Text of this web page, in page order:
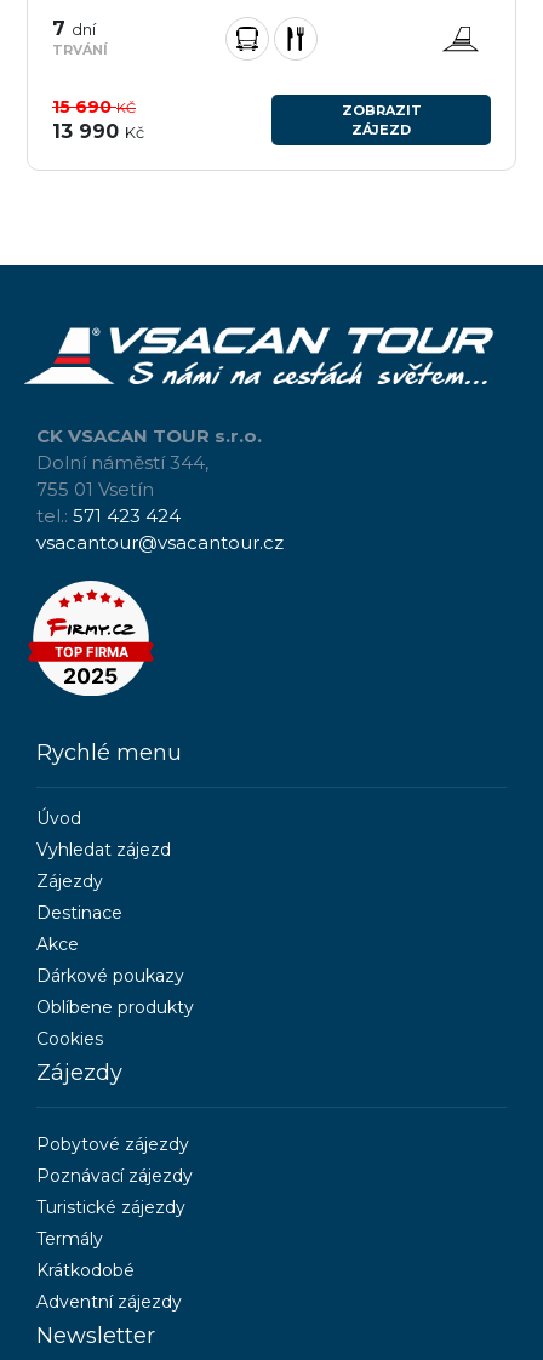
7 dní
TRVÁNÍ
15 690KČ
13 990 Kč
ZOBRAZIT
ZÁJEZD
CK VSACAN TOUR s.r.o.
Dolní náměstí 344,
755 01 Vsetín
tel.: 571 423 424
vsacantour@vsacantour.cz
Rychlé menu
Úvod
Vyhledat zájezd
Zájezdy
Destinace
Akce
Dárkové poukazy
Oblíbene produkty
Cookies
Zájezdy
Pobytové zájezdy
Poznávací zájezdy
Turistické zájezdy
Termály
Krátkodobé
Adventní zájezdy
Newsletter